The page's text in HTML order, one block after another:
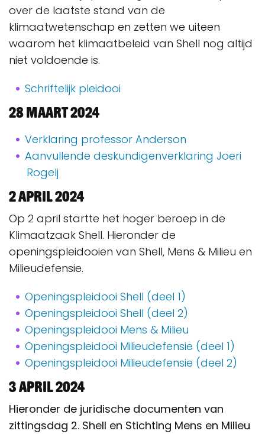
over de laatste stand van de
klimaatwetenschap en zetten we uiteen
waarom het klimaatbeleid van Shell nog altijd
niet voldoende is.
Schriftelijk pleidooi
28 maart 2024
Verklaring professor Anderson
Aanvullende deskundigenverklaring Joeri
Rogelj
2 april 2024
Op 2 april startte het hoger beroep in de
Klimaatzaak Shell. Hieronder de
openingspleidooien van Shell, Mens & Milieu en
Milieudefensie.
Openingspleidooi Shell (deel 1)
Openingspleidooi Shell (deel 2)
Openingspleidooi Mens & Milieu
Openingspleidooi Milieudefensie (deel 1)
Openingspleidooi Milieudefensie (deel 2)
3 april 2024
Hieronder de juridische documenten van
zittingsdag 2. Shell en Stichting Mens en Milieu